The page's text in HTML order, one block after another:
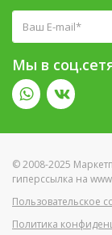
Мы в
© 2008-2025
гиперссылка на
Пользовательское
Политика